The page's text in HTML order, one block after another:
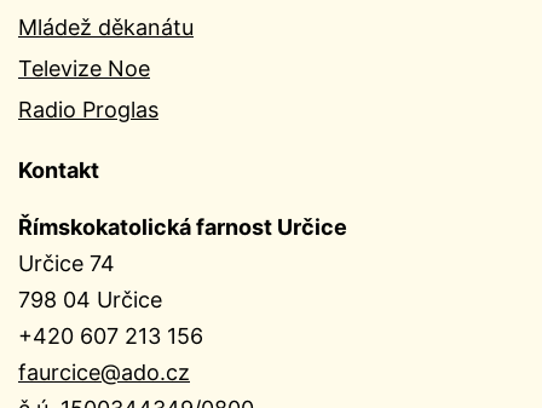
Mládež děkanátu
Televize Noe
Radio Proglas
Kontakt
Římskokatolická farnost Určice
Určice 74
798 04 Určice
+420 607 213 156
faurcice@ado.cz